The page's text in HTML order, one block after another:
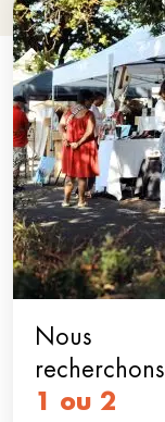
Nous
recherchons
1 ou 2